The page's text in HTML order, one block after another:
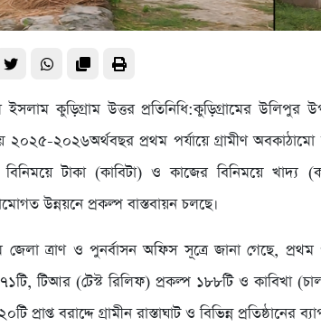
ইসলাম কুড়িগ্রাম উত্তর প্রতিনিধি:কুড়িগ্রামের উলিপুর
২০২৬অর্থবছর প্রথম পর্যায়ে গ্রামীণ অবকাঠামো
টাকা (কাবিটা) ও কাজের বিনিময়ে খাদ্য
উন্নয়নে প্রকল্প বাস্তবায়ন চলছে।
জেলা ত্রাণ ও পুনর্বাসন অফিস সূত্রে জানা গেছে,
টিআর (টেস্ট রিলিফ) প্রকল্প ১৮৮টি ও কাবিখা
প্রাপ্ত বরাদ্দে গ্রামীন রাস্তাঘাট ও বিভিন্ন প্রতিষ্ঠানের